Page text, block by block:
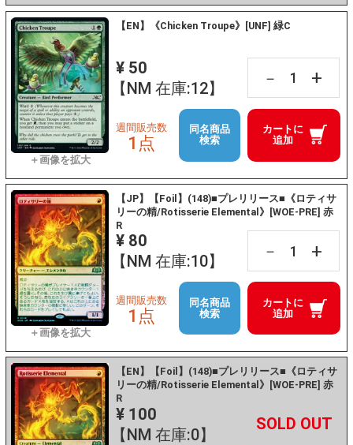
【EN】《Chicken Troupe》[UNF] 緑C
¥ 50
【NM 在庫:12】
－ +
カートに
追加
週間販売数
1点
同名商品
検索
【JP】【Foil】(148)■プレリリース■《ロティサ
リーの精/Rotisserie Elemental》[WOE-PRE] 赤
R
¥ 80
【NM 在庫:10】
－ +
カートに
追加
週間販売数
1点
同名商品
検索
【EN】【Foil】(148)■プレリリース■《ロティサ
リーの精/Rotisserie Elemental》[WOE-PRE] 赤
R
¥ 100
【NM 在庫:0】
－ +